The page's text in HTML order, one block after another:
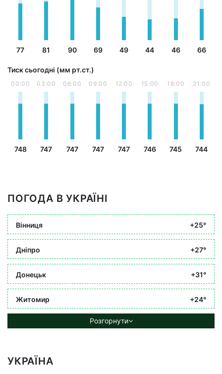
77 81 90 69 49 44 46 66
Тиск сьогодні (мм рт.ст.)
00:00
748
03:00
747
06:00
747
09:00
747
12:00
747
15:00
746
18:00
745
21:00
744
ПОГОДА В УКРАЇНІ
Вінниця +25°
Дніпро +27°
Донецьк +31°
Житомир +24°
Розгорнути
УКРАЇНА